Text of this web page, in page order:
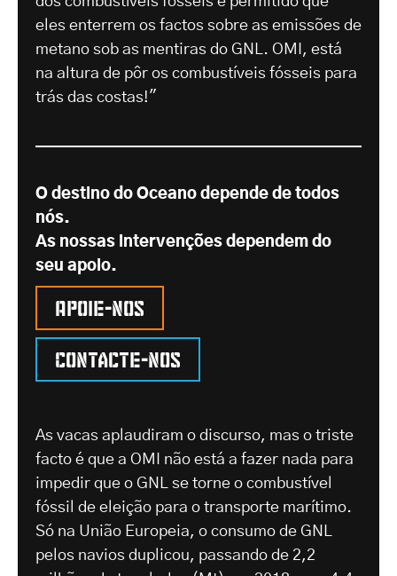
eles enterrem os factos sobre as emissões de
metano sob as mentiras do GNL. OMI, está
na altura de pôr os combustíveis fósseis para
trás das costas!"
O destino do Oceano depende de todos
nós.
As nossas intervenções dependem do
seu apoio.
Apoie-nos
Contacte-nos
As vacas aplaudiram o discurso, mas o triste
facto é que a OMI não está a fazer nada para
impedir que o GNL se torne o combustível
fóssil de eleição para o transporte marítimo.
Só na União Europeia, o consumo de GNL
pelos navios duplicou, passando de 2,2